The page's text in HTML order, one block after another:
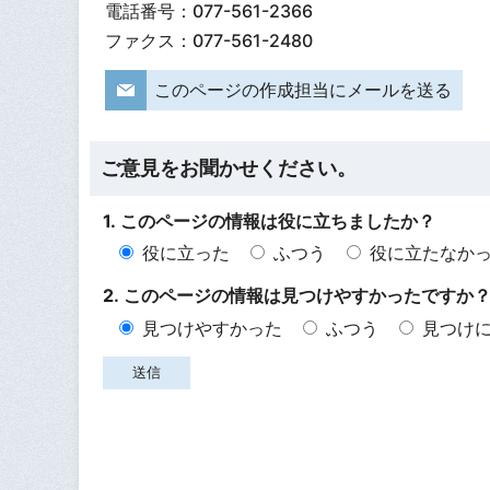
電話番号：077-561-2366
ファクス：077-561-2480
このページの作成担当にメールを送る
ご意見をお聞かせください。
1. このページの情報は役に立ちましたか？
役に立った
ふつう
役に立たなか
2. このページの情報は見つけやすかったですか？
見つけやすかった
ふつう 見つけ